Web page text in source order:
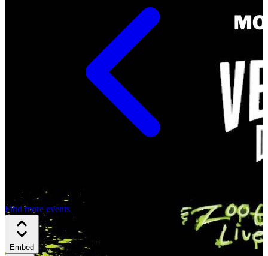
Find more events
Embed